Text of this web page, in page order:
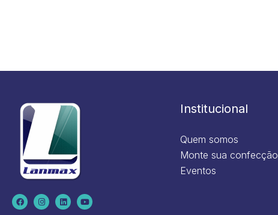
F
a
c
I
n
s
L
i
n
Y
o
u
Institucional
Quem somos
Monte sua confecção
Eventos